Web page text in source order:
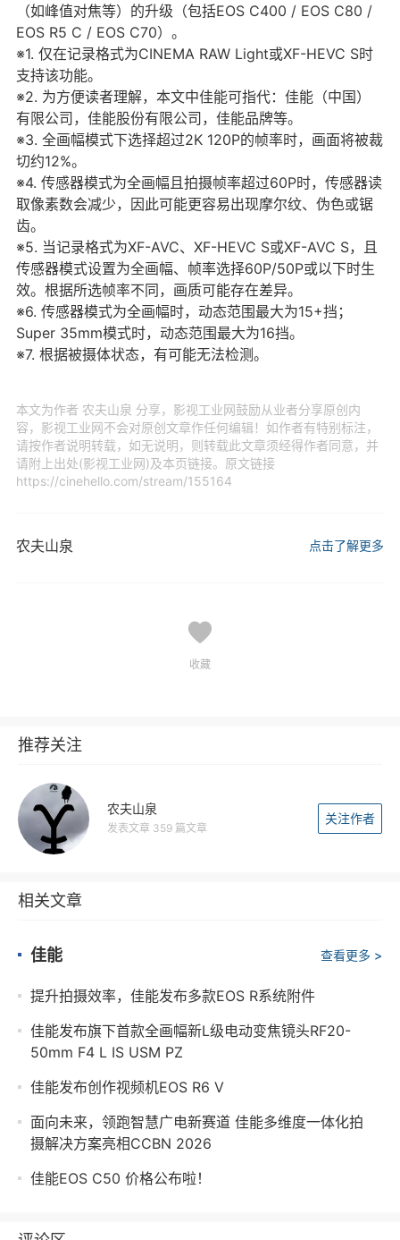
（如峰值对焦等）的升级（包括EOS C400 / EOS C80 /
EOS R5 C / EOS C70）。
※1. 仅在记录格式为CINEMA RAW Light或XF-HEVC S时
支持该功能。
※2. 为方便读者理解，本文中佳能可指代：佳能（中国）
有限公司，佳能股份有限公司，佳能品牌等。
※3. 全画幅模式下选择超过2K 120P的帧率时，画面将被裁
切约12%。
※4. 传感器模式为全画幅且拍摄帧率超过60P时，传感器读
取像素数会减少，因此可能更容易出现摩尔纹、伪色或锯
齿。
※5. 当记录格式为XF-AVC、XF-HEVC S或XF-AVC S，且
传感器模式设置为全画幅、帧率选择60P/50P或以下时生
效。根据所选帧率不同，画质可能存在差异。
※6. 传感器模式为全画幅时，动态范围最大为15+挡；
Super 35mm模式时，动态范围最大为16挡。
※7. 根据被摄体状态，有可能无法检测。
本文为作者 农夫山泉 分享，影视工业网鼓励从业者分享原创内
容，影视工业网不会对原创文章作任何编辑！如作者有特别标注，
请按作者说明转载，如无说明，则转载此文章须经得作者同意，并
请附上出处(影视工业网)及本页链接。原文链接
https://cinehello.com/stream/155164
农夫山泉 点击了解更多
收藏
推荐关注
农夫山泉
发表文章 359 篇文章
关注作者
相关文章
佳能 查看更多 >
提升拍摄效率，佳能发布多款EOS R系统附件
佳能发布旗下首款全画幅新L级电动变焦镜头RF20-
50mm F4 L IS USM PZ
佳能发布创作视频机EOS R6 V
‌面向未来，领跑智慧广电新赛道 佳能多维度一体化拍
摄解决方案亮相CCBN 2026
佳能EOS C50 价格公布啦！